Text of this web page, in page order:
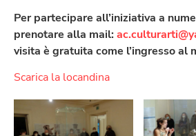
Per partecipare all’iniziativa a
prenotare alla mail:
visita è gratuita come l’ingresso al
Scarica la locandina